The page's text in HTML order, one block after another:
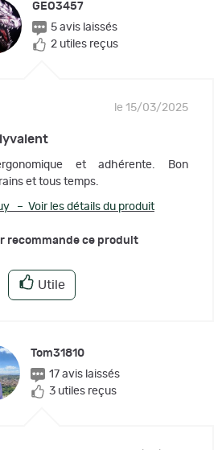
GEO3457
5 avis laissés
2 utiles reçus
le 15/03/2025
et adhérente. Bon
et tous temps.
– Voir les détails du produit
recommande ce produit
Utile
Tom31810
17 avis laissés
3 utiles reçus